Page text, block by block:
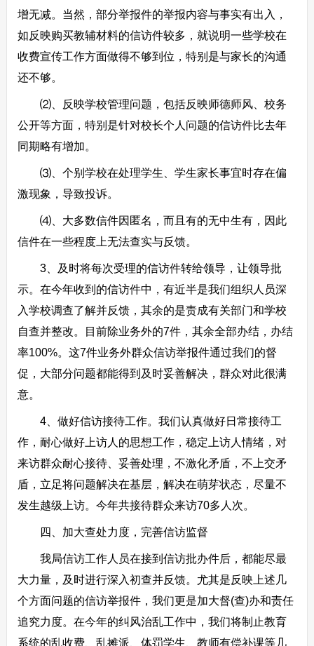
增无减。当然，部分举报件的举报内容与事实有出入，
如反映购买教辅材料的信访件较多，就说明一些学校在
收费宣传工作方面做得不够到位，特别是与家长的沟通
还不够。
⑵、反映学校管理问题，包括反映师德师风、校务
公开等方面，特别是针对校长个人问题的信访件比去年
同期略有增加。
⑶、个别学校在处理学生、学生家长事宜时存在偏
激现象，导致投诉。
⑷、大多数信件因匿名，而且有的无中生有，因此
信件在一些程度上无法查实与反馈。
3、及时将每次受理的信访件转给领导，让领导批
示。在今年收到的信访件中，有近半是我们组织人员深
入学校调查了解并反馈，其余的是责成有关部门和学校
自查并整改。目前除业务外的7件，其余全部办结，办结
率100%。这7件业务外群众信访举报件通过我们的督
促，大部分问题都能得到及时妥善解决，群众对此很满
意。
4、做好信访接待工作。我们认真做好日常接待工
作，耐心做好上访人的思想工作，稳定上访人情绪，对
来访群众耐心接待、妥善处理，不激化矛盾，不上交矛
盾，立足将问题解决在基层，解决在萌芽状态，尽量不
发生越级上访。今年共接待群众来访70多人次。
四、加大查处力度，完善信访监督
我局信访工作人员在接到信访批办件后，都能尽最
大力量，及时进行深入初查并反馈。尤其是反映上述几
个方面问题的信访举报件，我们更是加大督(查)办和责任
追究力度。在今年的纠风治乱工作中，我们将制止教育
系统的乱收费、乱摊派、体罚学生、教师有偿补课等几